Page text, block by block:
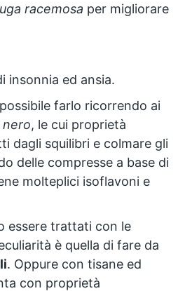
racemosa per migliorare
insonnia ed ansia.
farlo ricorrendo ai
nero, le cui proprietà
dagli squilibri e colmare gli
delle compresse a base di
molteplici isoflavoni e
essere trattati con le
è quella di fare da
. Oppure con tisane ed
con proprietà